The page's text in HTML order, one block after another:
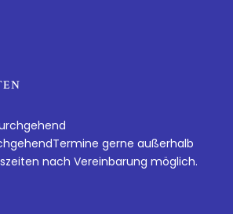
gerne außerhalb
nach Vereinbarung möglich.